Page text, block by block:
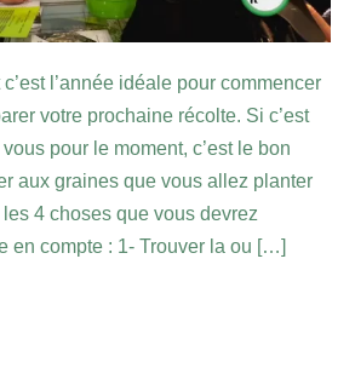
l’année idéale pour commencer
votre prochaine récolte. Si c’est
pour le moment, c’est le bon
aux graines que vous allez planter
4 choses que vous devrez
en compte : 1- Trouver la ou […]